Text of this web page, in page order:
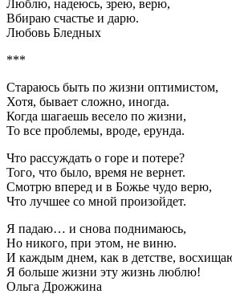
Люблю, надеюсь, зрею, верю,
Вбираю счастье и дарю.
Любовь Бледных
***
Стараюсь быть по жизни оптимистом,
Хотя, бывает сложно, иногда.
Когда шагаешь весело по жизни,
То все проблемы, вроде, ерунда.
Что рассуждать о горе и потере?
Того, что было, время не вернет.
Смотрю вперед и в Божье чудо верю,
Что лучшее со мной произойдет.
Я падаю… и снова поднимаюсь,
Но никого, при этом, не виню.
И каждым днем, как в детстве,
Я больше жизни эту жизнь люблю!
Ольга Дрожжина